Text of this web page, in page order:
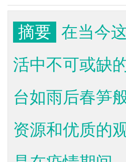
摘要 在当今
活中不可或缺
台如雨后春笋
资源和优质的